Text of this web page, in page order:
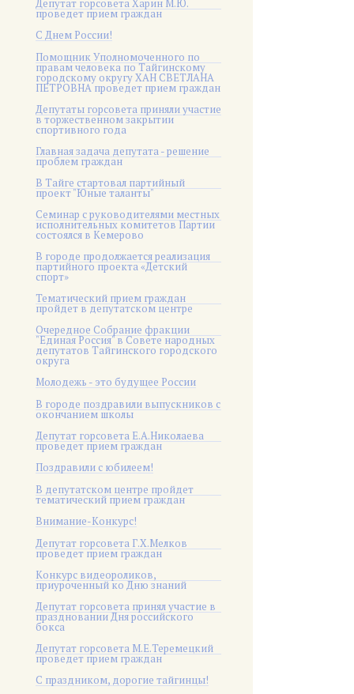
Депутат горсовета Харин М.Ю.
проведет прием граждан
С Днем России!
Помощник Уполномоченного по
правам человека по Тайгинскому
городскому округу ХАН СВЕТЛАНА
ПЕТРОВНА проведет прием граждан
Депутаты горсовета приняли участие
в торжественном закрытии
спортивного года
Главная задача депутата - решение
проблем граждан
В Тайге стартовал партийный
проект "Юные таланты"
Семинар с руководителями местных
исполнительных комитетов Партии
состоялся в Кемерово
В городе продолжается реализация
партийного проекта «Детский
спорт»
Тематический прием граждан
пройдет в депутатском центре
Очередное Собрание фракции
"Единая Россия" в Совете народных
депутатов Тайгинского городского
округа
Молодежь - это будущее России
В городе поздравили выпускников с
окончанием школы
Депутат горсовета Е.А.Николаева
проведет прием граждан
Поздравили с юбилеем!
В депутатском центре пройдет
тематический прием граждан
Внимание-Конкурс!
Депутат горсовета Г.Х.Мелков
проведет прием граждан
Конкурс видеороликов,
приуроченный ко Дню знаний
Депутат горсовета принял участие в
праздновании Дня российского
бокса
Депутат горсовета М.Е.Теремецкий
проведет прием граждан
С праздником, дорогие тайгинцы!